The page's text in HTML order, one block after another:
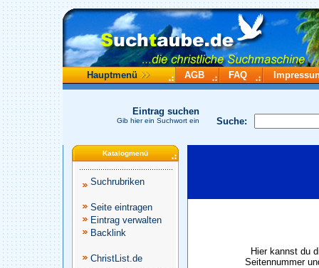
Hauptmenü AGB FAQ
Suche:
Eintrag suchen
Gib hier ein Suchwort ein
Katalogmenü
Suchrubriken
Seite eintragen
Eintrag verwalten
Backlink
ChristList.de
Hier kannst du
Seitennummer